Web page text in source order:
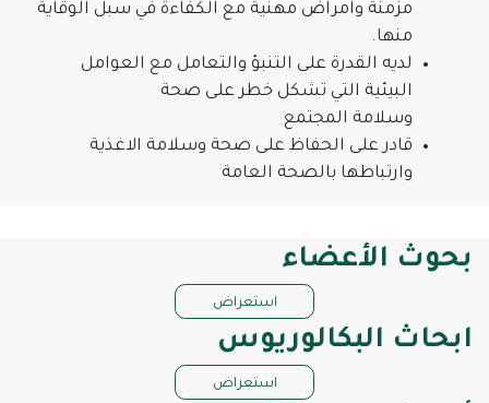
مزمنة وامراض مهنية مع الكفاءة في سبل الوقاية
منها.
لديه القدرة على التنبؤ والتعامل مع العوامل
البيئية التي تشكل خطر على صحة
وسلامة المجتمع
قادر على الحفاظ على صحة وسلامة الاغذية
وارتباطها بالصحة العامة
بحوث الأعضاء
استعراض
ابحاث البكالوريوس
استعراض